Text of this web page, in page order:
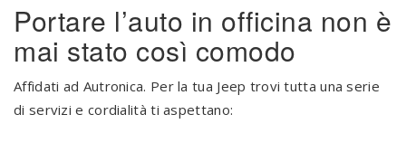
Portare l’auto in officina non è
mai stato così comodo
Affidati ad Autronica. Per la tua Jeep trovi tutta una serie
di servizi e cordialità ti aspettano: